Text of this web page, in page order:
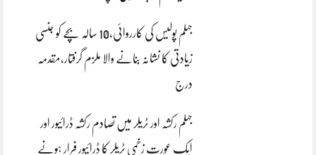
جہلم پولیس کی کارروائی،10 سالہ بچے کو جنسی
زیادتی کا نشانہ بنانے والا ملزم گرفتار،مقدمہ
درج
جہلم رکشہ اور ٹریلر میں تصادم رکشہ ڈرائیور اور
ایک عورت زخمی ٹریلر کا ڈرائیور فرار ہونے